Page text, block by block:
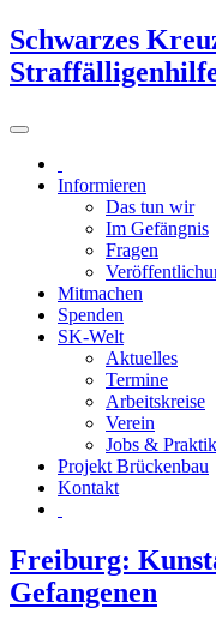
Schwarzes
Informieren
Das tun wir
Im Gefängnis
Fragen
Mitmachen
Spenden
SK-Welt
Aktuelles
Termine
Arbeitskreise
Verein
Jobs &
Projekt Brückenbau
Kontakt
Freiburg:
Gefangenen